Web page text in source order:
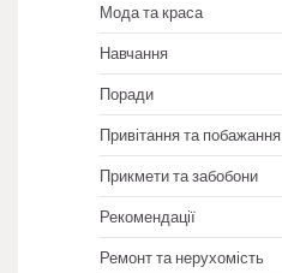
Мода та краса
Навчання
Поради
Привітання та побажання
Прикмети та забобони
Рекомендації
Ремонт та нерухомість